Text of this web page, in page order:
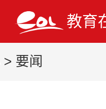
教育
> 要闻